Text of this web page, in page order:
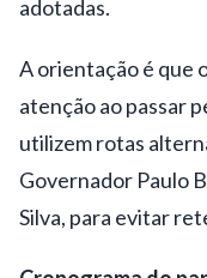
adotadas.
A orientação é que
atenção ao passar
utilizem rotas
Governador Paulo
Silva, para evitar